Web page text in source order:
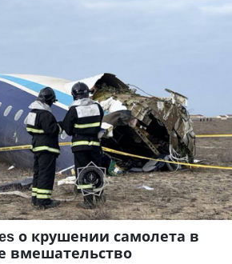
о крушении самолета в
вмешательство